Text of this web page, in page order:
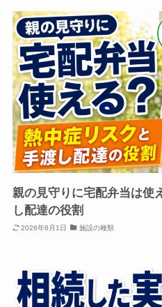
親の見守りに宅配弁当は使
し配達の役割
2026年6月1日 施設の種類